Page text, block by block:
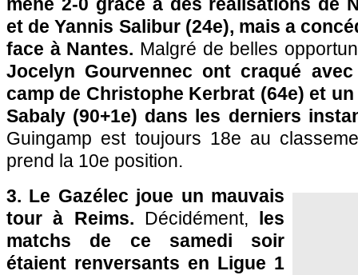
et de Yannis Salibur (24e), mais a
face à Nantes. Malgré de belles
Jocelyn Gourvennec ont craqué
camp de Christophe Kerbrat (64e) et
Sabaly (90+1e) dans les derniers
Guingamp est toujours 18e au
prend la 10e position.
3. Le Gazélec joue un mauvais
tour à Reims. Décidément, les
matchs de ce samedi soir
étaient renversants en Ligue 1